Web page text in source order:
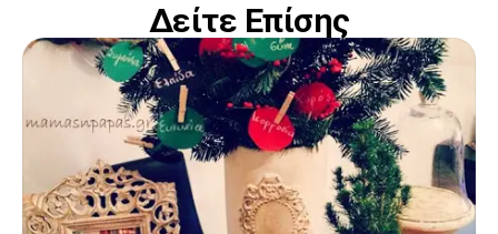
Δείτε Επίσης